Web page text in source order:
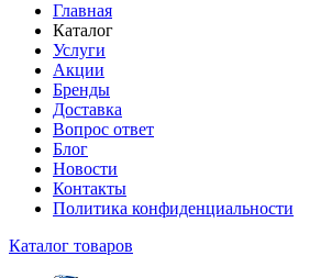
Главная
Каталог
Услуги
Акции
Бренды
Доставка
Вопрос ответ
Блог
Новости
Контакты
Политика конфиденциальности
Каталог товаров